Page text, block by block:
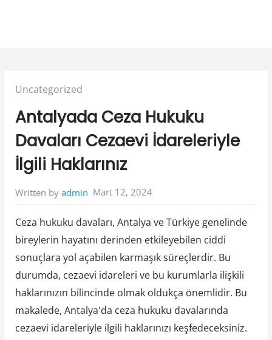
Posted
Uncategorized
Antalyada Ceza Hukuku
Davaları Cezaevi İdareleriyle
İlgili Haklarınız
Written by admin Mart 12, 2024
Ceza hukuku davaları, Antalya ve Türkiye genelinde
bireylerin hayatını derinden etkileyebilen ciddi
sonuçlara yol açabilen karmaşık süreçlerdir. Bu
durumda, cezaevi idareleri ve bu kurumlarla ilişkili
haklarınızın bilincinde olmak oldukça önemlidir. Bu
makalede, Antalya'da ceza hukuku davalarında
cezaevi idareleriyle ilgili haklarınızı keşfedeceksiniz.